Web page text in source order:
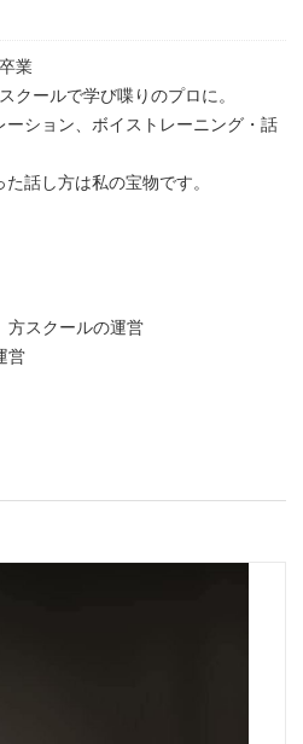
業
クールで学び喋りのプロに。
ーション、ボイストレーニング・話
話し方は私の宝物です。
スクールの運営
営